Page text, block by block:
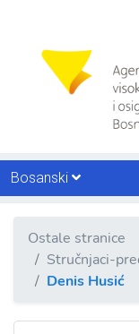
Bosanski
Ostale stranice
Stručnjaci-
Denis Husić